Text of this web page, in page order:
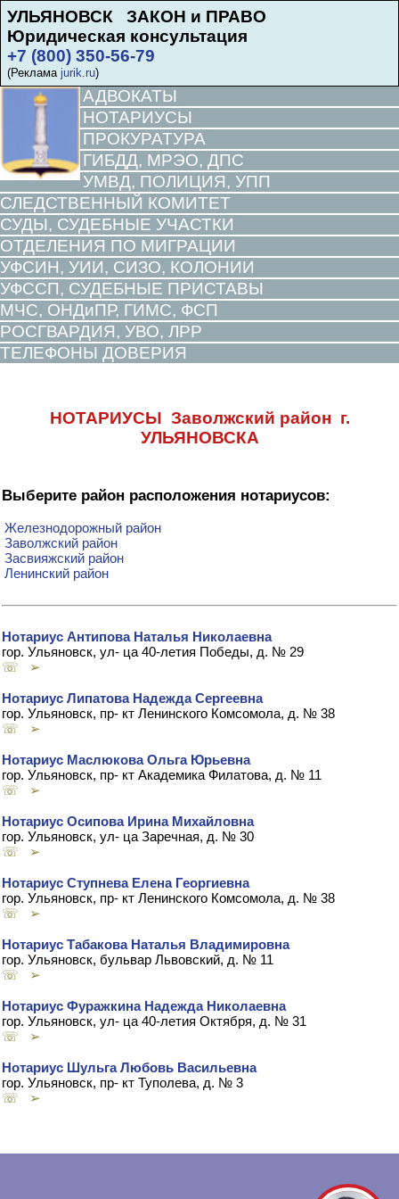
УЛЬЯНОВСК ЗАКОН и ПРАВО
Юридическая консультация
+7 (800) 350-56-79
(Реклама jurik.ru)
АДВОКАТЫ
НОТАРИУСЫ
ПРОКУРАТУРА
ГИБДД, МРЭО, ДПС
УМВД, ПОЛИЦИЯ, УПП
СЛЕДСТВЕННЫЙ КОМИТЕТ
СУДЫ, СУДЕБНЫЕ УЧАСТКИ
ОТДЕЛЕНИЯ ПО МИГРАЦИИ
УФСИН, УИИ, СИЗО, КОЛОНИИ
УФССП, СУДЕБНЫЕ ПРИСТАВЫ
МЧС, ОНДиПР, ГИМС, ФСП
РОСГВАРДИЯ, УВО, ЛРР
ТЕЛЕФОНЫ ДОВЕРИЯ
НОТАРИУСЫ Заволжский район г.
УЛЬЯНОВСКА
Выберите район расположения нотариусов:
Железнодорожный район
Заволжский район
Засвияжский район
Ленинский район
Нотариус Антипова Наталья Николаевна
гор. Ульяновск, ул- ца 40-летия Победы, д. № 29
☏ ➢
Нотариус Липатова Надежда Сергеевна
гор. Ульяновск, пр- кт Ленинского Комсомола, д. № 38
☏ ➢
Нотариус Маслюкова Ольга Юрьевна
гор. Ульяновск, пр- кт Академика Филатова, д. № 11
☏ ➢
Нотариус Осипова Ирина Михайловна
гор. Ульяновск, ул- ца Заречная, д. № 30
☏ ➢
Нотариус Ступнева Елена Георгиевна
гор. Ульяновск, пр- кт Ленинского Комсомола, д. № 38
☏ ➢
Нотариус Табакова Наталья Владимировна
гор. Ульяновск, бульвар Львовский, д. № 11
☏ ➢
Нотариус Фуражкина Надежда Николаевна
гор. Ульяновск, ул- ца 40-летия Октября, д. № 31
☏ ➢
Нотариус Шульга Любовь Васильевна
гор. Ульяновск, пр- кт Туполева, д. № 3
☏ ➢